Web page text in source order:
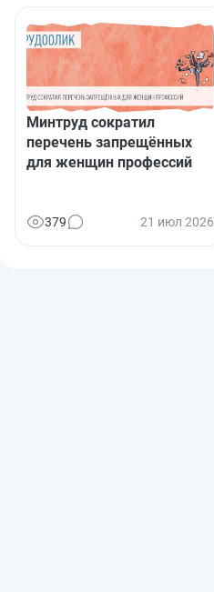
Минтруд сократил
перечень запрещённых
для женщин профессий
379 21 июл 2026